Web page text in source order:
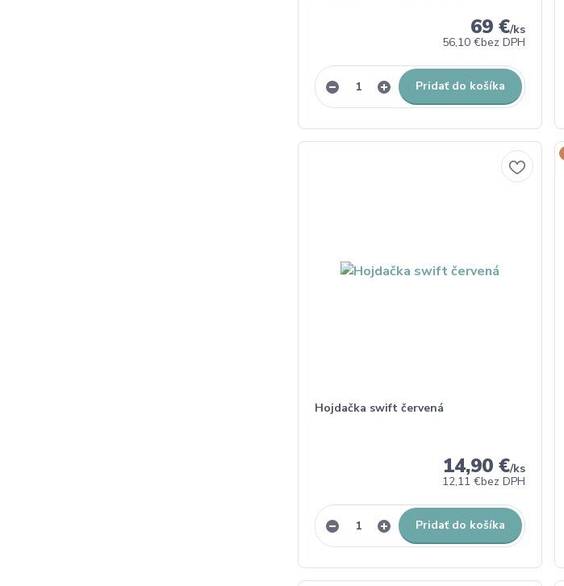
69 €/ks
56,10 €bez DPH
Pridať do košíka
Hojdačka swift červená
14,90 €/ks
12,11 €bez DPH
Pridať do košíka